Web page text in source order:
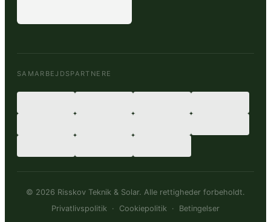
SAMARBEJDSPARTNERE
© 2026 Risskov Teknik & Solar. Alle rettigheder forbeholdt.
Privatlivspolitik · Cookiepolitik · Betingelser